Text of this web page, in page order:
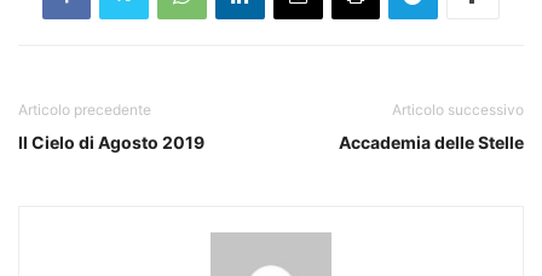
Articolo precedente
Il Cielo di Agosto 2019
Articolo successivo
Accademia delle Stelle